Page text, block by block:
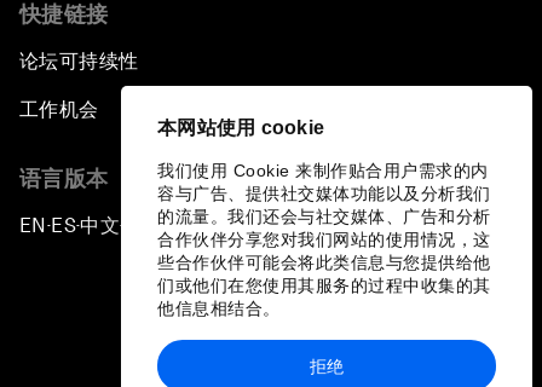
本网站使用 cookie
我们使用 Cookie 来制作贴合用户需求的内
容与广告、提供社交媒体功能以及分析我们
的流量。我们还会与社交媒体、广告和分析
合作伙伴分享您对我们网站的使用情况，这
些合作伙伴可能会将此类信息与您提供给他
们或他们在您使用其服务的过程中收集的其
他信息相结合。
拒绝
快捷链接
论坛可持续性
工作机会
语言版本
EN ▪ES▪中文▪ 日本語